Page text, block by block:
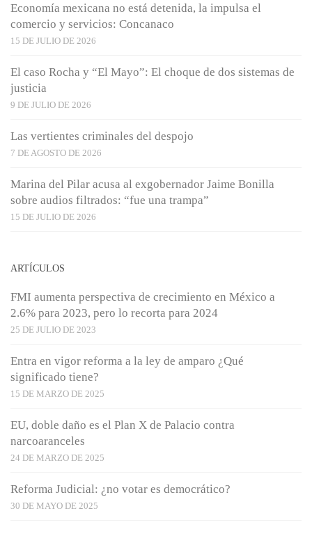
Economía mexicana no está detenida, la impulsa el
comercio y servicios: Concanaco
15 DE JULIO DE 2026
El caso Rocha y “El Mayo”: El choque de dos sistemas de
justicia
9 DE JULIO DE 2026
Las vertientes criminales del despojo
7 DE AGOSTO DE 2026
Marina del Pilar acusa al exgobernador Jaime Bonilla
sobre audios filtrados: “fue una trampa”
15 DE JULIO DE 2026
ARTÍCULOS
FMI aumenta perspectiva de crecimiento en México a
2.6% para 2023, pero lo recorta para 2024
25 DE JULIO DE 2023
Entra en vigor reforma a la ley de amparo ¿Qué
significado tiene?
15 DE MARZO DE 2025
EU, doble daño es el Plan X de Palacio contra
narcoaranceles
24 DE MARZO DE 2025
Reforma Judicial: ¿no votar es democrático?
30 DE MAYO DE 2025